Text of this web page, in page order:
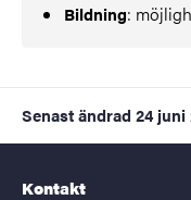
Bildning:
Senast ändrad 24 juni
Kontakt